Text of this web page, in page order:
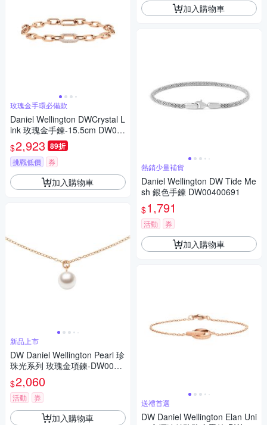
玫瑰金手環必備款
Daniel Wellington DWCrystal L
ink 玫瑰金手鍊-15.5cm DW00
400572
$2,923 89折
挑戰低價 券
加入購物車
新品上市
DW Daniel Wellington Pearl 珍
珠光系列 玫瑰金項鍊-DW0040
1959
$2,060
活動 券
加入購物車
加入購物車
熱銷少量補貨
Daniel Wellington DW Tide Me
sh 銀色手鍊 DW00400691
$1,791
活動 券
加入購物車
送禮首選
DW Daniel Wellington Elan Uni